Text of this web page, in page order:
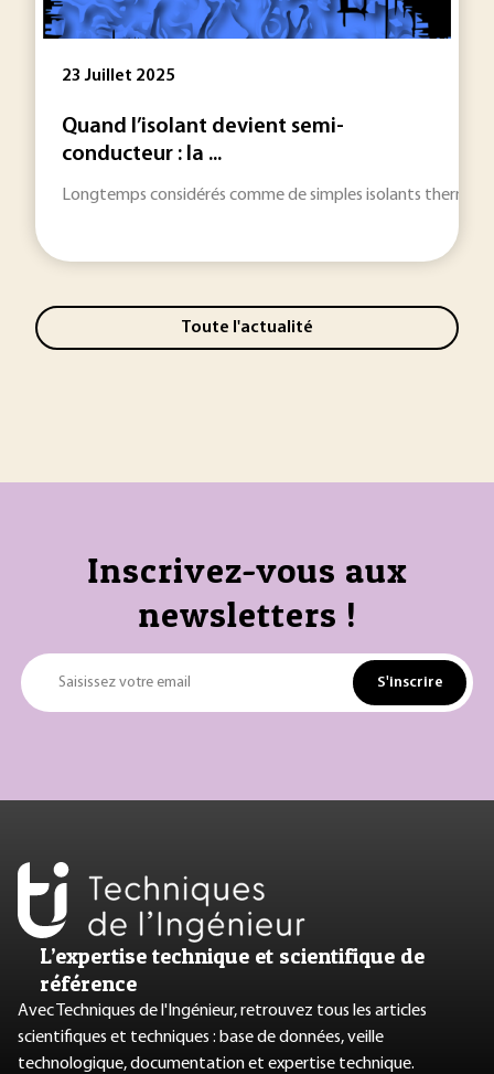
23 Juillet 2025
Quand l’isolant devient semi-
conducteur : la ...
Longtemps considérés comme de simples isolants
Toute l'actualité
Inscrivez-vous aux
newsletters !
Saisissez votre email S'inscrire
L’expertise technique et scientifique de
référence
Avec Techniques de l'Ingénieur, retrouvez tous les articles
scientifiques et techniques : base de données, veille
technologique, documentation et expertise technique.